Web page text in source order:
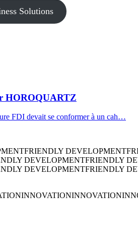
Solutions
HOROQUARTZ
FDI devait se conformer à un cah…
FRIENDLY DEVELOPMENT
DEVELOPMENTFRIENDLY
DEVELOPMENTFRIENDLY
INNOVATIONINNOVATION